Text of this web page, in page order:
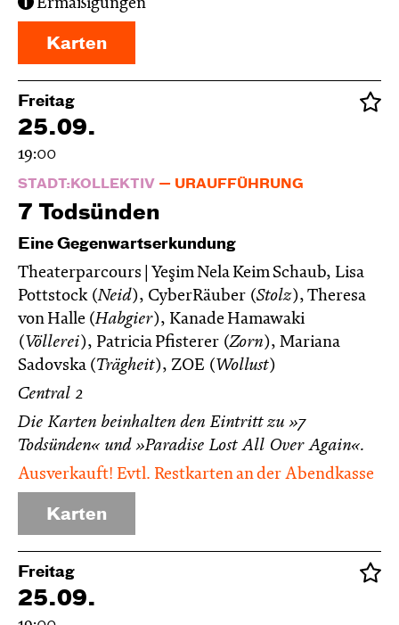
Ermäßigungen
Karten
Freitag
25.09.
19:00
STADT:KOLLEKTIV URAUFFÜHRUNG
7 Todsünden
Eine Gegenwartserkundung
Theaterparcours | Yeşim Nela Keim Schaub, Lisa
Pottstock (Neid), CyberRäuber (Stolz), Theresa
von Halle (Habgier), Kanade Hamawaki
( Völlerei), Patricia Pfisterer (Zorn), Mariana
Sadovska (Trägheit), ZOE ( Wollust)
Central 2
Die Karten beinhalten den Eintritt zu »7
Todsünden« und »Paradise Lost All Over Again«.
Ausverkauft! Evtl. Restkarten an der Abendkasse
Karten
Freitag
25.09.